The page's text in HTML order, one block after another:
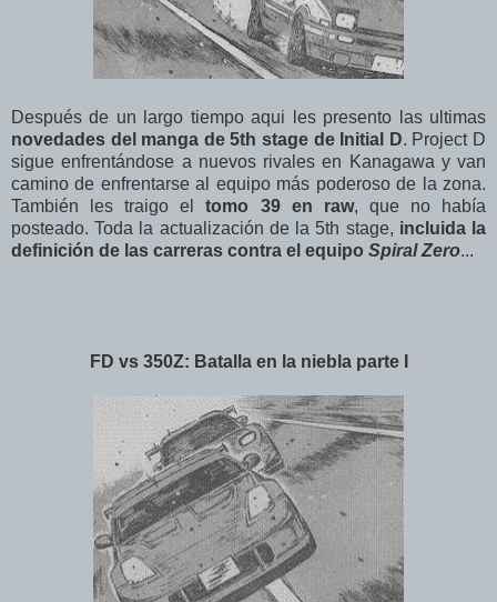
Después de un largo tiempo aqui les presento las ultimas
novedades del manga de 5th stage de Initial D. Project D
sigue enfrentándose a nuevos rivales en Kanagawa y van
camino de enfrentarse al equipo más poderoso de la zona.
También les traigo eltomo 39 en raw, que no había
posteado. Toda la actualización de la 5th stage, incluida la
definición de las carreras contra el equipo Spiral Zero...
FD vs 350Z: Batalla en la niebla parte I